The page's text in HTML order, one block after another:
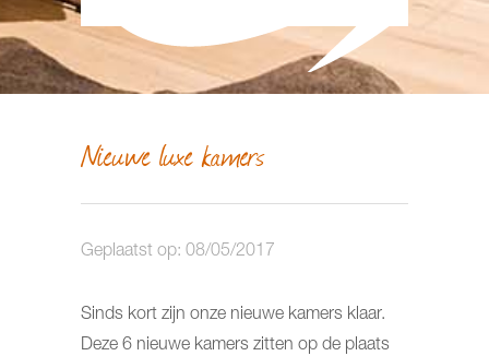
Nieuwe luxe kamers
Geplaatst op: 08/05/2017
Sinds kort zijn onze nieuwe kamers klaar.
Deze 6 nieuwe kamers zitten op de plaats